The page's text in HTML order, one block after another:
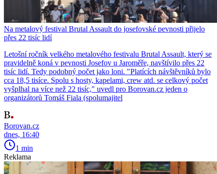
Na metalový festival Brutal Assault do josefovské pevnosti přijelo
přes 22 tisíc lidí
Letošní ročník velkého metalového festivalu Brutal Assault, který se
pravidelně koná v pevnosti Josefov u Jaroměře, navštívilo přes 22
tisíc lidí. Tedy podobný počet jako loni. "Platících návštěvníků bylo
cca 18,5 tisíce. Spolu s hosty, kapelami, crew atd. se celkový počet
vyšplhal na více než 22 tisíc," uvedl pro Borovan.cz jeden o
organizátorů Tomáš Fiala (spolumajitel
Borovan.cz
dnes, 16:40
1 min
Reklama